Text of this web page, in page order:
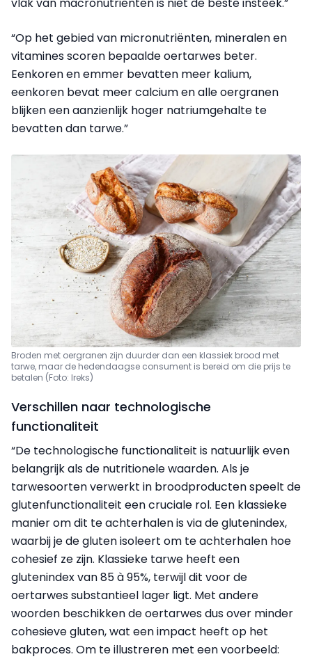
“Op het gebied van micronutriënten, mineralen en
vitamines scoren bepaalde oertarwes beter.
Eenkoren en emmer bevatten meer kalium,
eenkoren bevat meer calcium en alle oergranen
blijken een aanzienlijk hoger natriumgehalte te
bevatten dan tarwe.”
Broden met oergranen zijn duurder dan een klassiek brood met
tarwe, maar de hedendaagse consument is bereid om die prijs te
betalen (Foto: Ireks)
Verschillen naar technologische
functionaliteit
“De technologische functionaliteit is natuurlijk even
belangrijk als de nutritionele waarden. Als je
tarwesoorten verwerkt in broodproducten speelt de
glutenfunctionaliteit een cruciale rol. Een klassieke
manier om dit te achterhalen is via de glutenindex,
waarbij je de gluten isoleert om te achterhalen hoe
cohesief ze zijn. Klassieke tarwe heeft een
glutenindex van 85 à 95%, terwijl dit voor de
oertarwes substantieel lager ligt. Met andere
woorden beschikken de oertarwes dus over minder
cohesieve gluten, wat een impact heeft op het
bakproces. Om te illustreren met een voorbeeld: